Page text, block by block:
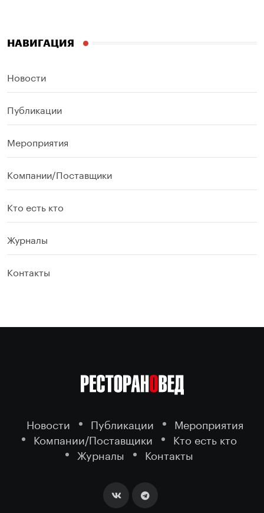
НАВИГАЦИЯ
Новости
Публикации
Мероприятия
Компании/Поставщики
Кто есть кто
Журналы
Контакты
Новости Публикации
Мероприятия
Компании/Поставщики
Кто есть кто
Журналы
Контакты